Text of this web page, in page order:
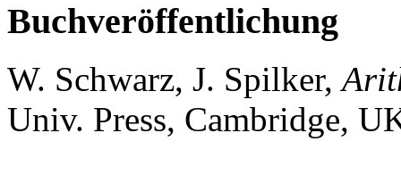
Buchveröffentlichung
W. Schwarz, J. Spilker,
Univ. Press, Cambridge,